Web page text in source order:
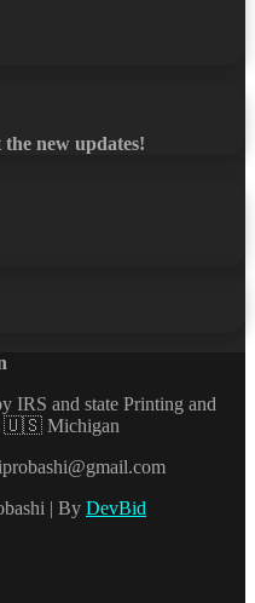
new updates!
IRS and state Printing and
🇺🇸 Michigan
| By DevBid